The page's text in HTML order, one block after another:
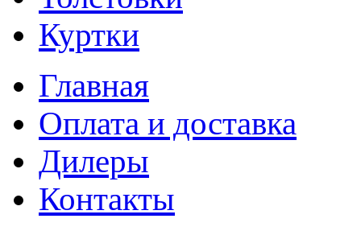
Куртки
Главная
Оплата и доставка
Дилеры
Контакты